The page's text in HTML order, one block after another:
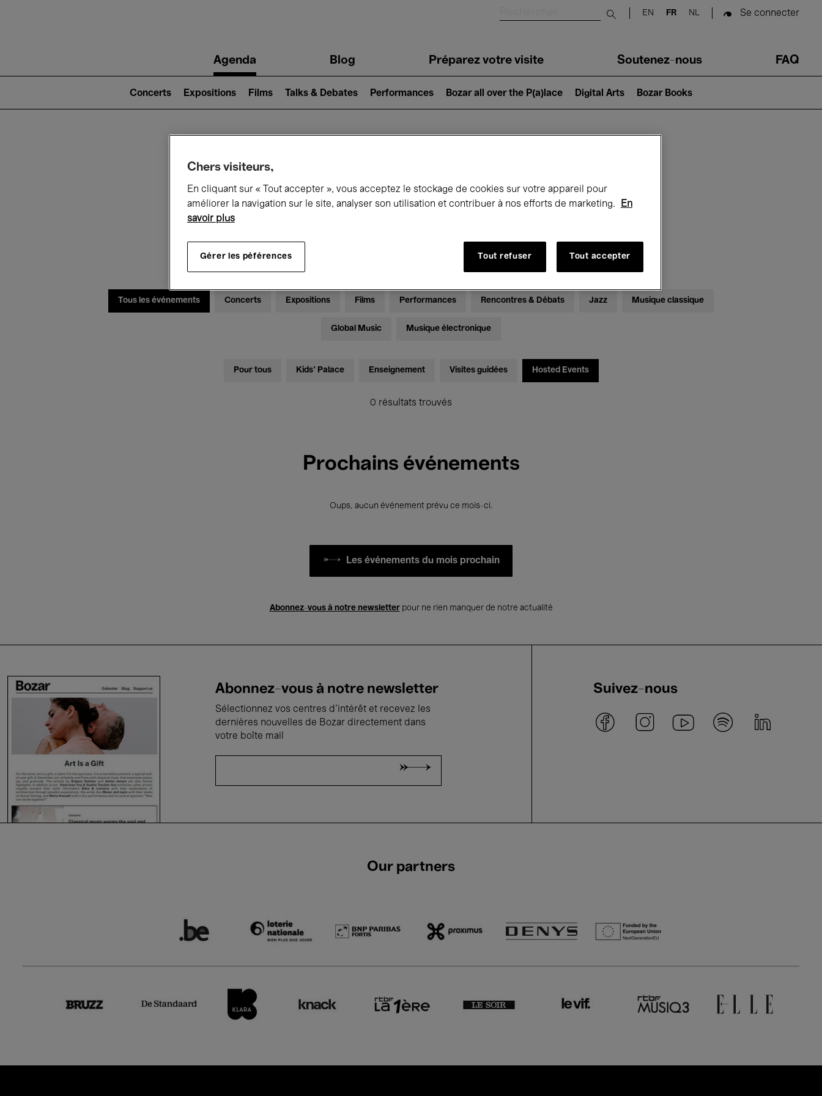
Submit search
EN FR NL Se connecter
navigationAgenda Blog Préparez votre visite Soutenez-nous FAQ
2)
Concerts Expositions Films Talks & Debates Performances Bozar all over the P(a)lace Digital Arts Bozar Books
Ce qui se passe à Bozar
Tous les événements Concerts Expositions Films Performances Rencontres & Débats Jazz Musique classique
Global Music Musique électronique
Pour tous Kids’ Palace Enseignement Visites guidées Hosted Events
0 résultats trouvés
Prochains événements
Oups, aucun événement prévu ce mois-ci.
Les événements du mois prochain
Abonnez-vous à notre newsletterpour ne rien manquer de notre actualité
Abonnez-vous à notre newsletter
Sélectionnez vos centres d'intérêt et recevez les
dernières nouvelles de Bozar directement dans
votre boîte mail
Suivez-nous
Our partners
Chers visiteurs,
En cliquant sur « Tout accepter », vous acceptez le stockage de cookies sur votre appareil pour
améliorer la navigation sur le site, analyser son utilisation et contribuer à nos efforts de marketing.
En
savoir plus
Gérer les péférences Tout refuser Tout accepter